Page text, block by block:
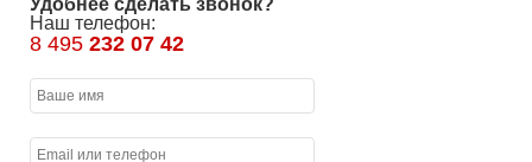
Удобнее сделать звонок?
Наш телефон:
8 495 232 07 42